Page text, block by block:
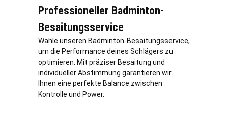
Professioneller Badminton-
Besaitungsservice
Wähle unseren Badminton-Besaitungsservice,
um die Performance deines Schlägers zu
optimieren. Mit präziser Besaitung und
individueller Abstimmung garantieren wir
Ihnen eine perfekte Balance zwischen
Kontrolle und Power.